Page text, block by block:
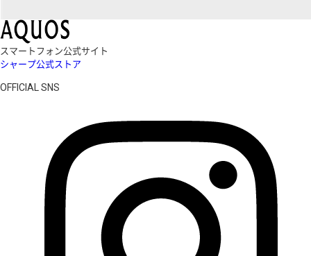
スマートフォン公式サイト
シャープ公式ストア
OFFICIAL SNS